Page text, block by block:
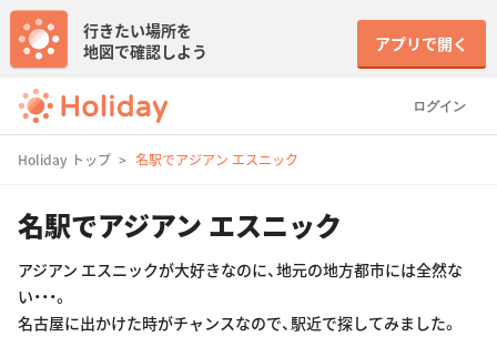
ログイン
行きたい場所を
地図で確認しよう
アプリで開く
Holiday トップ 名駅でアジアン エスニック
名駅でアジアン エスニック
アジアン エスニックが大好きなのに、地元の地方都市には全然な
い・・・。
名古屋に出かけた時がチャンスなので、駅近で探してみました。